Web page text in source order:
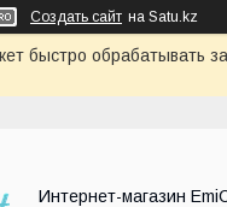
Создать сайт на Satu.kz
быстро обрабатывать
Интернет-магазин